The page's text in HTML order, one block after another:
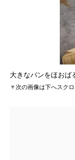
大きなパンをほおば
▼次の画像は下へスク